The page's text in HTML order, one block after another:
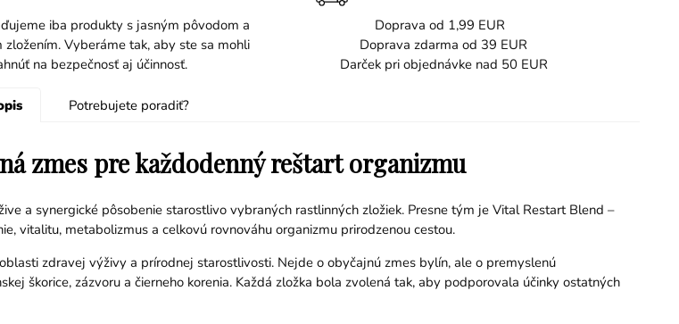
iba produkty s jasným pôvodom a
Vyberáme tak, aby ste sa mohli
na bezpečnosť aj účinnosť.
Doprava od 1,99 EUR
Doprava zdarma od 39 EUR
Darček pri objednávke nad 50 EUR
Potrebujete poradiť?
zmes pre každodenný reštart organizmu
a synergické pôsobenie starostlivo vybraných rastlinných zložiek. Presne tým je Vital Restart Blend –
vitalitu, metabolizmus a celkovú rovnováhu organizmu prirodzenou cestou.
zdravej výživy a prírodnej starostlivosti. Nejde o obyčajnú zmes bylín, ale o premyslenú
škorice, zázvoru a čierneho korenia. Každá zložka bola zvolená tak, aby podporovala účinky ostatných